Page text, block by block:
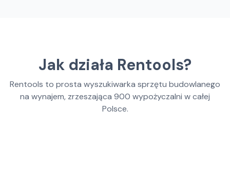
Jak działa Rentools?
Rentools to prosta wyszukiwarka sprzętu budowlanego
na wynajem, zrzeszająca 900 wypożyczalni w całej
Polsce.